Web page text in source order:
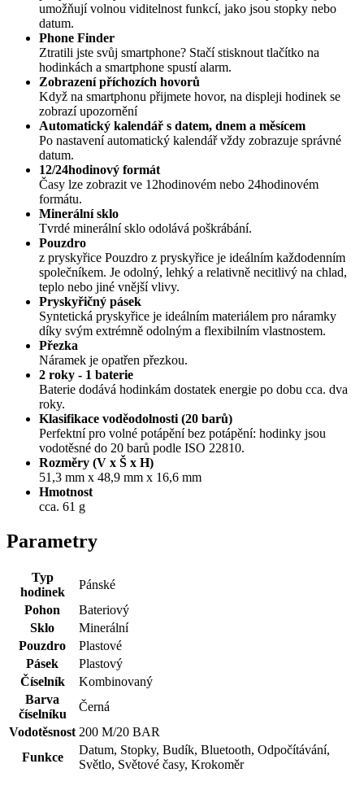
umožňují volnou viditelnost funkcí, jako jsou stopky nebo
datum.
Phone Finder
Ztratili jste svůj smartphone? Stačí stisknout tlačítko na
hodinkách a smartphone spustí alarm.
Zobrazení příchozích hovorů
Když na smartphonu přijmete hovor, na displeji hodinek se
zobrazí upozornění
Automatický kalendář s datem, dnem a měsícem
Po nastavení automatický kalendář vždy zobrazuje správné
datum.
12/24hodinový formát
Časy lze zobrazit ve 12hodinovém nebo 24hodinovém
formátu.
Minerální sklo
Tvrdé minerální sklo odolává poškrábání.
Pouzdro
z pryskyřice Pouzdro z pryskyřice je ideálním každodenním
společníkem. Je odolný, lehký a relativně necitlivý na chlad,
teplo nebo jiné vnější vlivy.
Pryskyřičný pásek
Syntetická pryskyřice je ideálním materiálem pro náramky
díky svým extrémně odolným a flexibilním vlastnostem.
Přezka
Náramek je opatřen přezkou.
2 roky - 1 baterie
Baterie dodává hodinkám dostatek energie po dobu cca. dva
roky.
Klasifikace voděodolnosti (20 barů)
Perfektní pro volné potápění bez potápění: hodinky jsou
vodotěsné do 20 barů podle ISO 22810.
Rozměry (V x Š x H)
51,3 mm x 48,9 mm x 16,6 mm
Hmotnost
cca. 61 g
Parametry
Typ
hodinek
Pánské
Pohon
Bateriový
Sklo
Minerální
Pouzdro
Plastové
Pásek
Plastový
Číselník
Kombinovaný
Barva
číselníku
Černá
Vodotěsnost 200 M/20 BAR
Funkce
Datum, Stopky, Budík, Bluetooth, Odpočítávání,
Světlo, Světové časy, Krokoměr